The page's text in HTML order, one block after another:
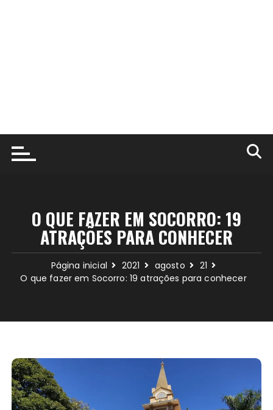
O QUE FAZER EM SOCORRO: 19
ATRAÇÕES PARA CONHECER
Página inicial 2021 agosto
21
O que fazer em Socorro: 19 atrações para conhecer